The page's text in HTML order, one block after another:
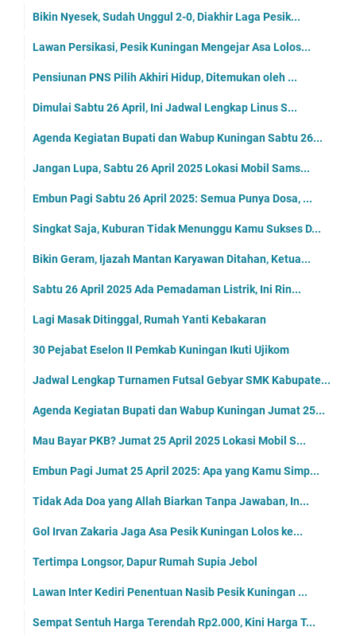
Bikin Nyesek, Sudah Unggul 2-0, Diakhir Laga Pesik...
Lawan Persikasi, Pesik Kuningan Mengejar Asa Lolos...
Pensiunan PNS Pilih Akhiri Hidup, Ditemukan oleh ...
Dimulai Sabtu 26 April, Ini Jadwal Lengkap Linus S...
Agenda Kegiatan Bupati dan Wabup Kuningan Sabtu 26...
Jangan Lupa, Sabtu 26 April 2025 Lokasi Mobil Sams...
Embun Pagi Sabtu 26 April 2025: Semua Punya Dosa, ...
Singkat Saja, Kuburan Tidak Menunggu Kamu Sukses D...
Bikin Geram, Ijazah Mantan Karyawan Ditahan, Ketua...
Sabtu 26 April 2025 Ada Pemadaman Listrik, Ini Rin...
Lagi Masak Ditinggal, Rumah Yanti Kebakaran
30 Pejabat Eselon II Pemkab Kuningan Ikuti Ujikom
Jadwal Lengkap Turnamen Futsal Gebyar SMK Kabupate...
Agenda Kegiatan Bupati dan Wabup Kuningan Jumat 25...
Mau Bayar PKB? Jumat 25 April 2025 Lokasi Mobil S...
Embun Pagi Jumat 25 April 2025: Apa yang Kamu Simp...
Tidak Ada Doa yang Allah Biarkan Tanpa Jawaban, In...
Gol Irvan Zakaria Jaga Asa Pesik Kuningan Lolos ke...
Tertimpa Longsor, Dapur Rumah Supia Jebol
Lawan Inter Kediri Penentuan Nasib Pesik Kuningan ...
Sempat Sentuh Harga Terendah Rp2.000, Kini Harga T...